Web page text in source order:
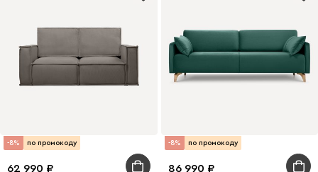
-8% по промокоду
62 990
-8% по промокоду
86 990